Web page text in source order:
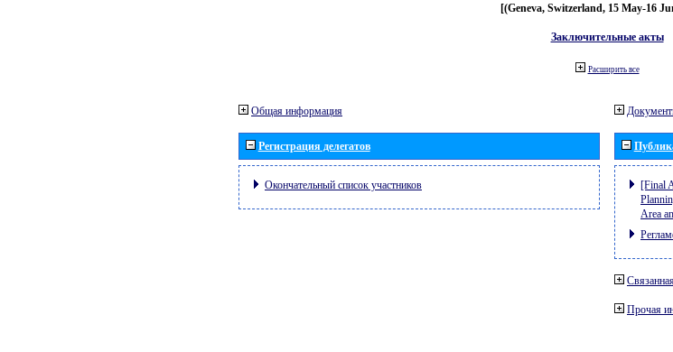
[(Geneva, Switzerland, 15 May-16
Заключительные акты
Расширить все
Общая информация
Регистрация делегатов
Окончательный список участников
[Final
Area
Прочая